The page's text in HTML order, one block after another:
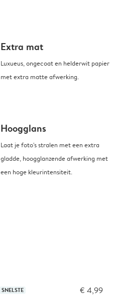
Extra mat
Luxueus, ongecoat en helderwit papier
met extra matte afwerking.
Hoogglans
Laat je foto's stralen met een extra
gladde, hoogglanzende afwerking met
een hoge kleurintensiteit.
SNELSTE € 4,99